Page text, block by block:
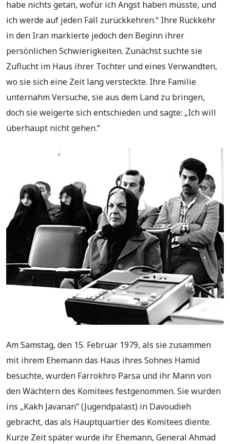
habe nichts getan, wofür ich Angst haben müsste, und
ich werde auf jeden Fall zurückkehren.“ Ihre Rückkehr
in den Iran markierte jedoch den Beginn ihrer
persönlichen Schwierigkeiten. Zunächst suchte sie
Zuflucht im Haus ihrer Tochter und eines Verwandten,
wo sie sich eine Zeit lang versteckte. Ihre Familie
unternahm Versuche, sie aus dem Land zu bringen,
doch sie weigerte sich entschieden und sagte: „Ich will
überhaupt nicht gehen.“
Am Samstag, den 15. Februar 1979, als sie zusammen
mit ihrem Ehemann das Haus ihres Sohnes Hamid
besuchte, wurden Farrokhro Parsa und ihr Mann von
den Wächtern des Komitees festgenommen. Sie wurden
ins „Kakh Javanan“ (Jugendpalast) in Davoudieh
gebracht, das als Hauptquartier des Komitees diente.
Kurze Zeit später wurde ihr Ehemann, General Ahmad